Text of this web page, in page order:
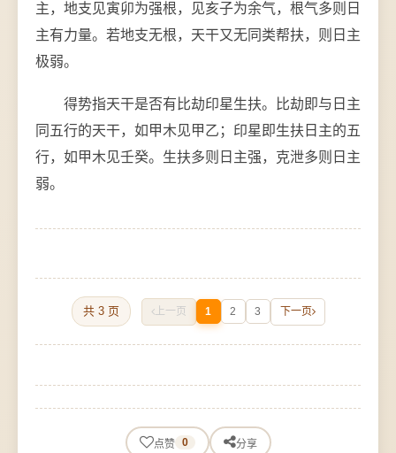
主，地支见寅卯为强根，见亥子为余气，根气多则日
主有力量。若地支无根，天干又无同类帮扶，则日主
极弱。
得势指天干是否有比劫印星生扶。比劫即与日主
同五行的天干，如甲木见甲乙；印星即生扶日主的五
行，如甲木见壬癸。生扶多则日主强，克泄多则日主
弱。
共 3 页 上一页 1 2 3 下一页
点赞 0 分享